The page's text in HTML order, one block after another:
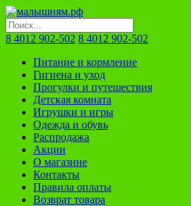
8 4012 902-502 8 4012 902-502
Питание и кормление
Гигиена и уход
Прогулки и путешествия
Детская комната
Игрушки и игры
Одежда и обувь
Распродажа
Акции
О магазине
Контакты
Правила оплаты
Возврат товара